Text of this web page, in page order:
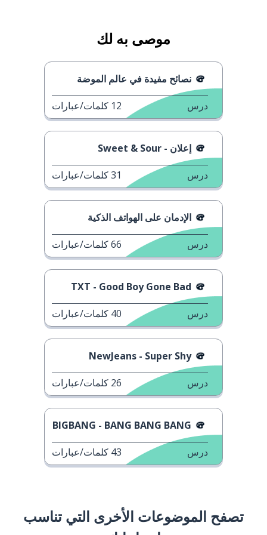
موصى به لك
نصائح مفيدة في عالم الموضة
درس 12 كلمات/عبارات
إعلان - Sweet & Sour
درس 31كلمات/عبارات
الإدمان على الهواتف الذكية
درس 66كلمات/عبارات
TXT - Good Boy Gone Bad
درس 40 كلمات/عبارات
NewJeans - Super Shy
درس 26 كلمات/عبارات
BIGBANG - BANG BANG BANG
درس 43 كلمات/عبارات
تصفح الموضوعات الأخرى التي تناسب